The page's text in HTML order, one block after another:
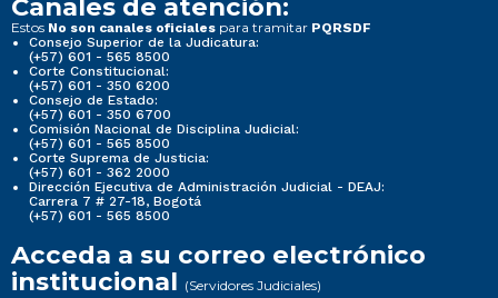
Canales de atención:
Estos No son canales oficiales para tramitar PQRSDF
Consejo Superior de la Judicatura:
(+57) 601 - 565 8500
Corte Constitucional:
(+57) 601 - 350 6200
Consejo de Estado:
(+57) 601 - 350 6700
Comisión Nacional de Disciplina Judicial:
(+57) 601 - 565 8500
Corte Suprema de Justicia:
(+57) 601 - 362 2000
Dirección Ejecutiva de Administración Judicial - DEAJ:
Carrera 7 # 27-18, Bogotá
(+57) 601 - 565 8500
Acceda a su correo electrónico
institucional (Servidores Judiciales)